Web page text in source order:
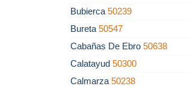
Bubierca 50239
Bureta 50547
Cabañas De Ebro 50638
Calatayud 50300
Calmarza 50238